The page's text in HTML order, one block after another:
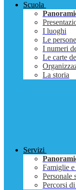
Scuola
I luoghi
Le persone
I numeri
Le carte
La storia
Servizi
Famiglie e
Personale
Percorsi